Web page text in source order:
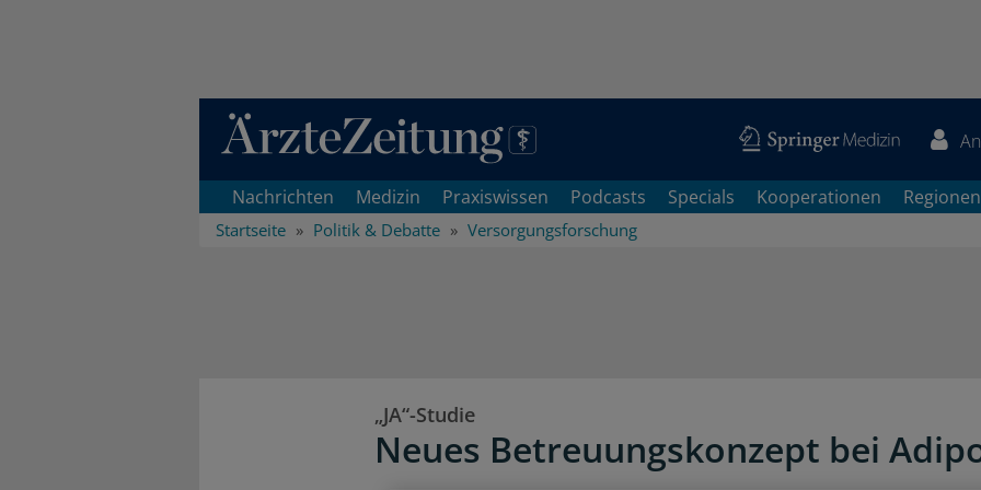
Direkt zum Inhaltsbereich
Nachrichten Medizin Praxiswissen Podcasts Specials Kooperationen Regionen
Startseite Politik & Debatte Versorgungsforschung
„JA“-Studie
Neues Betreuungskonzept bei